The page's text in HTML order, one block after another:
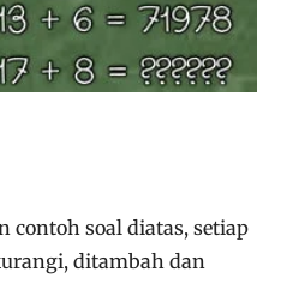
contoh soal diatas, setiap
ditambah dan